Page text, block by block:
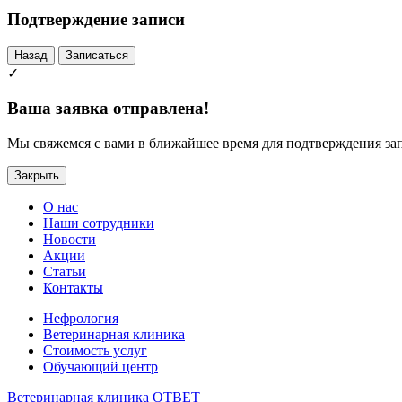
Подтверждение записи
Назад Записаться
✓
Ваша заявка отправлена!
Мы свяжемся с вами в ближайшее время для подтверждения
Закрыть
О нас
Наши сотрудники
Новости
Акции
Статьи
Контакты
Нефрология
Ветеринарная клиника
Стоимость услуг
Обучающий центр
Ветеринарная клиника ОТВЕТ